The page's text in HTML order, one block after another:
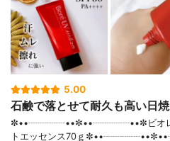
5.00
石鹸で落とせて耐久も高い日
✼••┈┈┈┈••✼••┈┈┈┈••✼ビオレ
トエッセンス70ｇ